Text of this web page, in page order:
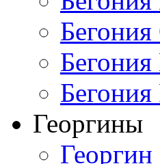
Георгины